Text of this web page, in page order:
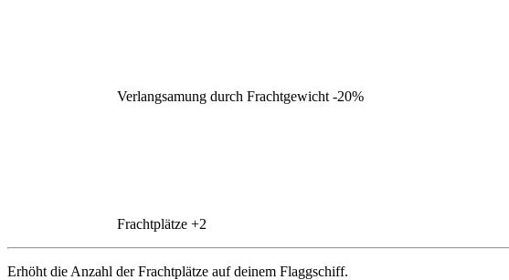
Verlangsamung durch Frachtgewicht -20%
Frachtplätze +2
Erhöht die Anzahl der Frachtplätze auf deinem Flaggschiff.